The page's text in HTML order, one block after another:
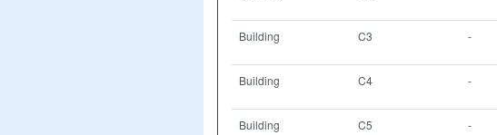
Building C3 -
Building C4 -
Building C5 -